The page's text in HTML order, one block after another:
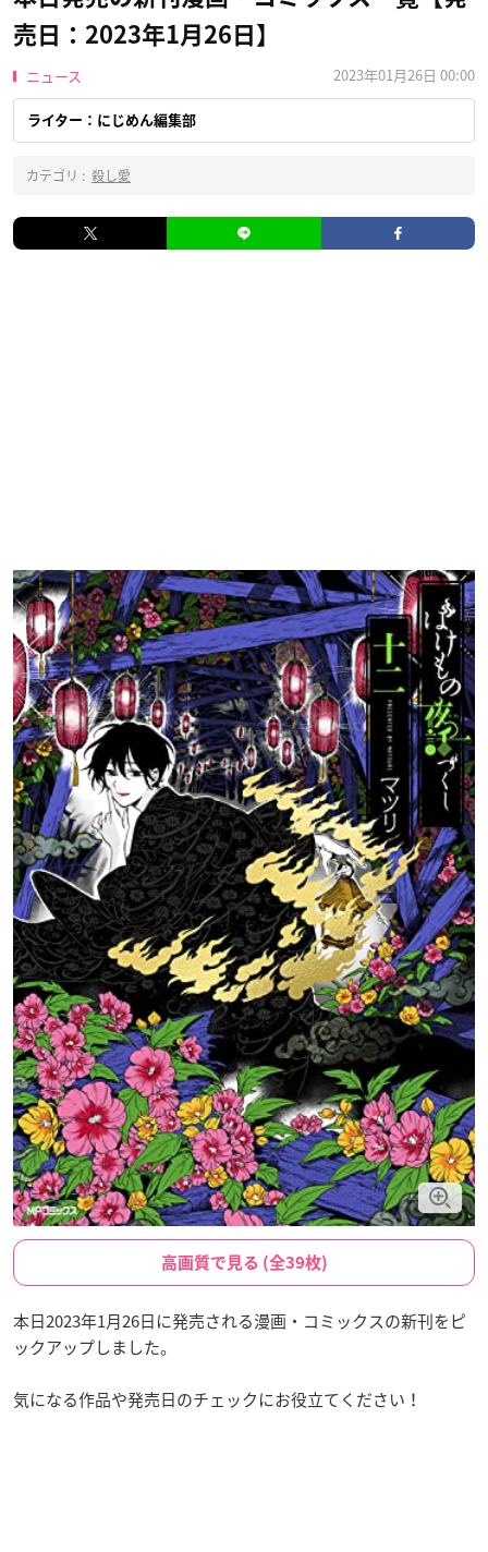
売日：2023年1月26日】
ニュース 2023年01月26日 00:00
ライター：にじめん編集部
カテゴリ : 殺し愛
高画質で見る (全39枚)
本日2023年1月26日に発売される漫画・コミックスの新刊をピ
ックアップしました。
気になる作品や発売日のチェックにお役立てください！